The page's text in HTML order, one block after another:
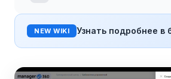
NEW WIKI Узнать подробнее в